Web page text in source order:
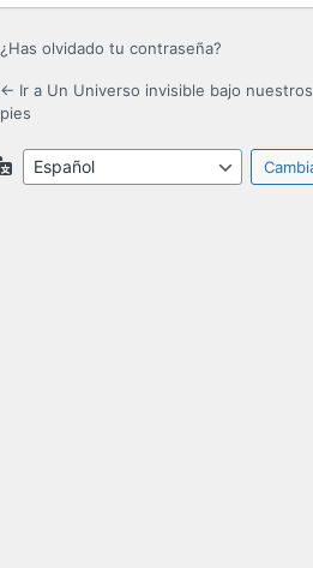
¿Has olvidado tu contraseña?
← Ir a Un Universo invisible bajo nuestros
pies
Idioma